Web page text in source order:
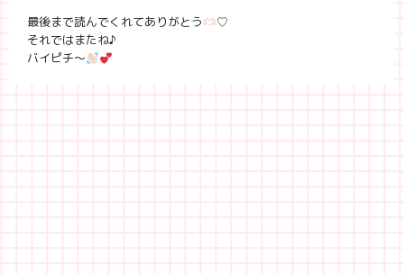
最後まで読んでくれてありがとう
♡
それではまたね♪
バイピチ〜